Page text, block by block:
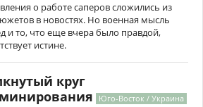
о работе саперов сложились из
в новостях. Но военная мысль
и то, что еще вчера было правдой,
истине.
круг
Юго-Восток / Украина